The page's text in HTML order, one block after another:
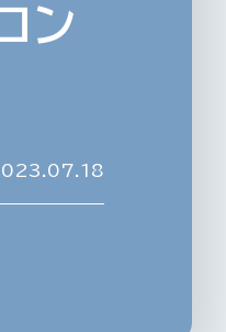
ニュースリリース
ン